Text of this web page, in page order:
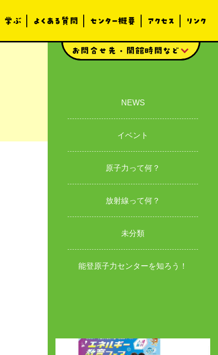
学ぶ よくある質問 センター概要 アクセス リンク
お問合せ先・開館時間など
カテゴリー
NEWS
イベント
原子力って何？
放射線って何？
未分類
能登原子力センターを知ろう！